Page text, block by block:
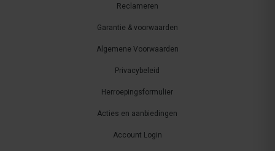
Reclameren
Garantie & voorwaarden
Algemene Voorwaarden
Privacybeleid
Herroepingsformulier
Acties en aanbiedingen
Account Login